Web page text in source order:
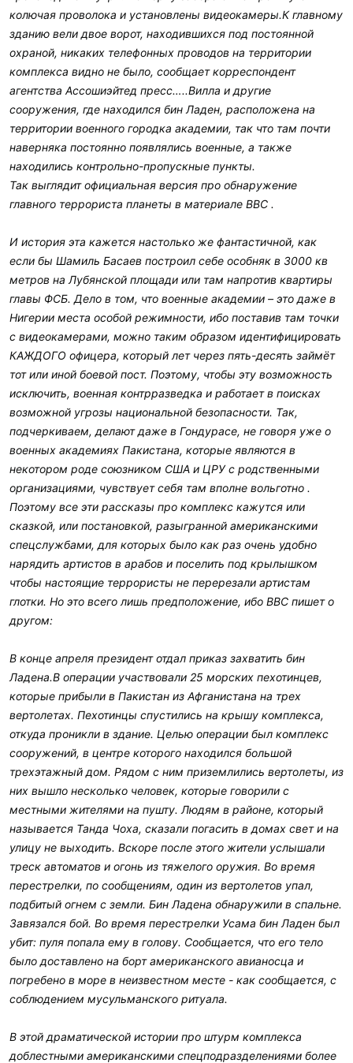
колючая проволока и установлены видеокамеры.К главному
зданию вели двое ворот, находившихся под постоянной
охраной, никаких телефонных проводов на территории
комплекса видно не было, сообщает корреспондент
агентства Ассошиэйтед пресс…..Вилла и другие
сооружения, где находился бин Ладен, расположена на
территории военного городка академии, так что там почти
наверняка постоянно появлялись военные, а также
находились контрольно-пропускные пункты.
Так выглядит официальная версия про обнаружение
главного террориста планеты в материале ВBС .
И история эта кажется настолько же фантастичной, как
если бы Шамиль Басаев построил себе особняк в 3000 кв
метров на Лубянской площади или там напротив квартиры
главы ФСБ. Дело в том, что военные академии – это даже в
Нигерии места особой режимности, ибо поставив там точки
с видеокамерами, можно таким образом идентифицировать
КАЖДОГО офицера, который лет через пять-десять займёт
тот или иной боевой пост. Поэтому, чтобы эту возможность
исключить, военная контрразведка и работает в поисках
возможной угрозы национальной безопасности. Так,
подчеркиваем, делают даже в Гондурасе, не говоря уже о
военных академиях Пакистана, которые являются в
некотором роде союзником США и ЦРУ с родственными
организациями, чувствует себя там вполне вольготно .
Поэтому все эти рассказы про комплекс кажутся или
сказкой, или постановкой, разыгранной американскими
спецслужбами, для которых было как раз очень удобно
нарядить артистов в арабов и поселить под крылышком
чтобы настоящие террористы не перерезали артистам
глотки. Но это всего лишь предположение, ибо ВВС пишет о
другом:
В конце апреля президент отдал приказ захватить бин
Ладена.В операции участвовали 25 морских пехотинцев,
которые прибыли в Пакистан из Афганистана на трех
вертолетах. Пехотинцы спустились на крышу комплекса,
откуда проникли в здание. Целью операции был комплекс
сооружений, в центре которого находился большой
трехэтажный дом. Рядом с ним приземлились вертолеты, из
них вышло несколько человек, которые говорили с
местными жителями на пушту. Людям в районе, который
называется Танда Чоха, сказали погасить в домах свет и на
улицу не выходить. Вскоре после этого жители услышали
треск автоматов и огонь из тяжелого оружия. Во время
перестрелки, по сообщениям, один из вертолетов упал,
подбитый огнем с земли. Бин Ладена обнаружили в спальне.
Завязался бой. Во время перестрелки Усама бин Ладен был
убит: пуля попала ему в голову. Сообщается, что его тело
было доставлено на борт американского авианосца и
погребено в море в неизвестном месте - как сообщается, с
соблюдением мусульманского ритуала.
В этой драматической истории про штурм комплекса
доблестными американскими спецподразделениями более